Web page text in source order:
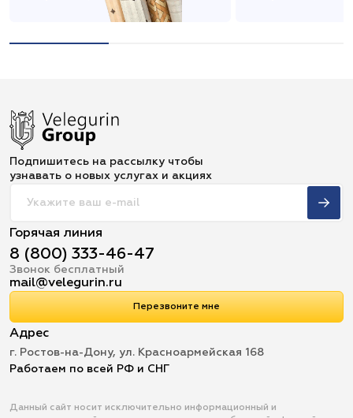
Подпишитесь на рассылку чтобы
узнавать о новых услугах и акциях
Горячая линия
8 (800) 333-46-47
Звонок бесплатный
mail@velegurin.ru
Перезвоните мне
Адрес
г. Ростов-на-Дону, ул. Красноармейская 168
Работаем по всей РФ и СНГ
Данный сайт носит исключительно информационный и